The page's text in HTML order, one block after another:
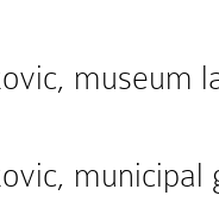
museum